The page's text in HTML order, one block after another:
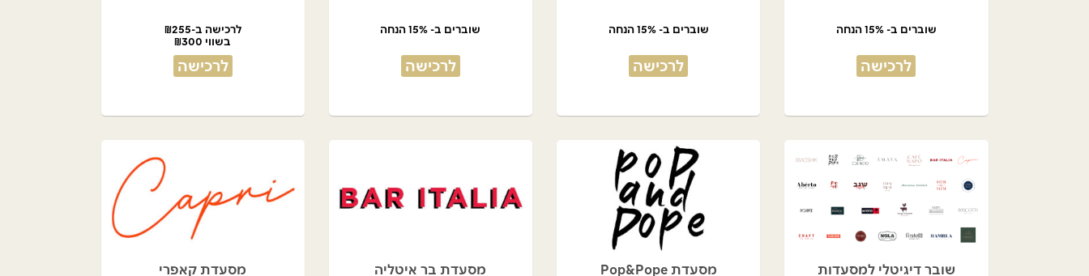
שוברים ב- 15% הנחה
לרכישה
שוברים ב- 15% הנחה
לרכישה
שוברים ב- 15% הנחה
לרכישה
לרכישה ב-₪255
בשווי ₪300
לרכישה
שובר דיגיטלי למסעדות מסעדת Pop&Pope מסעדת בר איטליה מסעדת קאפרי